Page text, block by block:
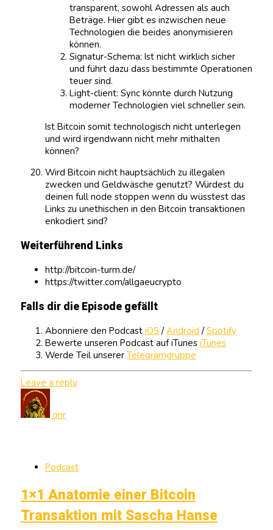
transparent, sowohl Adressen als auch
Beträge. Hier gibt es inzwischen neue
Technologien die beides anonymisieren
können.
Signatur-Schema: Ist nicht wirklich sicher
und führt dazu dass bestimmte Operationen
teuer sind.
Light-client: Sync könnte durch Nutzung
moderner Technologien viel schneller sein.
Ist Bitcoin somit technologisch nicht unterlegen
und wird irgendwann nicht mehr mithalten
können?
Wird Bitcoin nicht hauptsächlich zu illegalen
zwecken und Geldwäsche genutzt? Würdest du
deinen full node stoppen wenn du wüsstest das
Links zu unethischen in den Bitcoin transaktionen
enkodiert sind?
Weiterführend Links
http://bitcoin-turm.de/
https://twitter.com/allgaeucrypto
Falls dir die Episode gefällt
Abonniere den Podcast iOS /Android /Spotify
Bewerte unseren Podcast auf iTunes iTunes
Werde Teil unserer Telegramgruppe
Leave a reply
onr
Podcast
1×1 Anatomie einer Bitcoin
Transaktion mit Sascha Hanse